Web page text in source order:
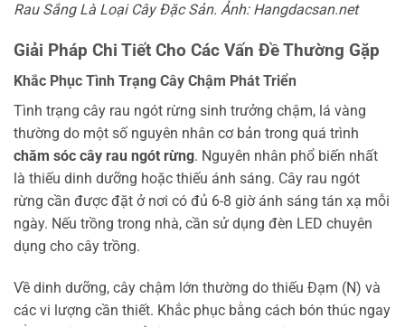
Rau Sắng Là Loại Cây Đặc Sản. Ảnh: Hangdacsan.net
Giải Pháp Chi Tiết Cho Các Vấn Đề Thường Gặp
Khắc Phục Tình Trạng Cây Chậm Phát Triển
Tình trạng cây rau ngót rừng sinh trưởng chậm, lá vàng
thường do một số nguyên nhân cơ bản trong quá trình
chăm sóc cây rau ngót rừng. Nguyên nhân phổ biến nhất
là thiếu dinh dưỡng hoặc thiếu ánh sáng. Cây rau ngót
rừng cần được đặt ở nơi có đủ 6-8 giờ ánh sáng tán xạ mỗi
ngày. Nếu trồng trong nhà, cần sử dụng đèn LED chuyên
dụng cho cây trồng.
Về dinh dưỡng, cây chậm lớn thường do thiếu Đạm (N) và
các vi lượng cần thiết. Khắc phục bằng cách bón thúc ngay